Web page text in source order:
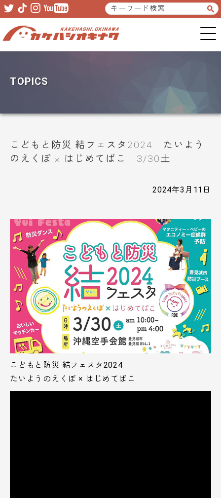
Skip
to
primary
Skip
to
main
TOPICS
こどもと防災 結フェスタ2024 たいよう
のえくぼ × はじめてばこ 3/30土
2024年3月11日
こどもと防災 結フェスタ2024
たいようのえくぼ × はじめてばこ